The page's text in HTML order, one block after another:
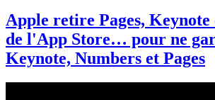
Apple retire Pages, Keynote
de l'App Store… pour ne
Keynote, Numbers et Pages